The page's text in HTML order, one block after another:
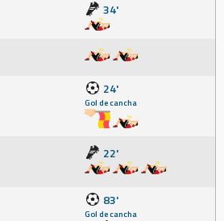
34'
24'
Gol de cancha
22'
83'
Gol de cancha